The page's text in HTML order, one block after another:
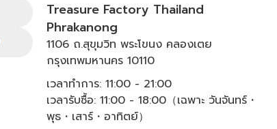
Treasure Factory Thailand
Phrakanong
1106 ถ.สุขุมวิท พระโขนง คลองเตย
กรุงเทพมหานคร 10110
เวลาทำการ: 11:00 - 21:00
เวลารับซื้อ: 11:00 - 18:00（เฉพาะ วันจันทร์・
พุธ・เสาร์・อาทิตย์）